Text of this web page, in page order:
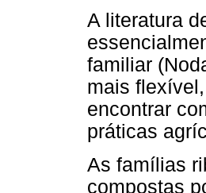
A literatura
familiar
mais
encontrar
práticas
As famílias
compostas